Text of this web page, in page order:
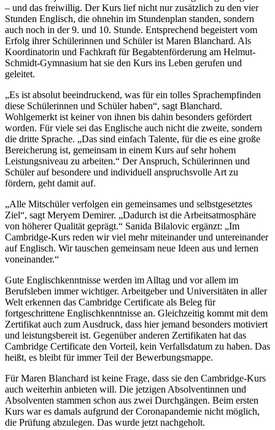
– und das freiwillig. Der Kurs lief nicht nur zusätzlich zu den vier
Stunden Englisch, die ohnehin im Stundenplan standen, sondern
auch noch in der 9. und 10. Stunde. Entsprechend begeistert vom
Erfolg ihrer Schülerinnen und Schüler ist Maren Blanchard. Als
Koordinatorin und Fachkraft für Begabtenförderung am Helmut-
Schmidt-Gymnasium hat sie den Kurs ins Leben gerufen und
geleitet.
„Es ist absolut beeindruckend, was für ein tolles Sprachempfinden
diese Schülerinnen und Schüler haben“, sagt Blanchard.
Wohlgemerkt ist keiner von ihnen bis dahin besonders gefördert
worden. Für viele sei das Englische auch nicht die zweite, sondern
die dritte Sprache. „Das sind einfach Talente, für die es eine große
Bereicherung ist, gemeinsam in einem Kurs auf sehr hohem
Leistungsniveau zu arbeiten.“ Der Anspruch, Schülerinnen und
Schüler auf besondere und individuell anspruchsvolle Art zu
fördern, geht damit auf.
„Alle Mitschüler verfolgen ein gemeinsames und selbstgesetztes
Ziel“, sagt Meryem Demirer. „Dadurch ist die Arbeitsatmosphäre
von höherer Qualität geprägt.“ Sanida Bilalovic ergänzt: „Im
Cambridge-Kurs reden wir viel mehr miteinander und untereinander
auf Englisch. Wir tauschen gemeinsam neue Ideen aus und lernen
voneinander.“
Gute Englischkenntnisse werden im Alltag und vor allem im
Berufsleben immer wichtiger. Arbeitgeber und Universitäten in aller
Welt erkennen das Cambridge Certificate als Beleg für
fortgeschrittene Englischkenntnisse an. Gleichzeitig kommt mit dem
Zertifikat auch zum Ausdruck, dass hier jemand besonders motiviert
und leistungsbereit ist. Gegenüber anderen Zertifikaten hat das
Cambridge Certificate den Vorteil, kein Verfallsdatum zu haben. Das
heißt, es bleibt für immer Teil der Bewerbungsmappe.
Für Maren Blanchard ist keine Frage, dass sie den Cambridge-Kurs
auch weiterhin anbieten will. Die jetzigen Absolventinnen und
Absolventen stammen schon aus zwei Durchgängen. Beim ersten
Kurs war es damals aufgrund der Coronapandemie nicht möglich,
die Prüfung abzulegen. Das wurde jetzt nachgeholt.